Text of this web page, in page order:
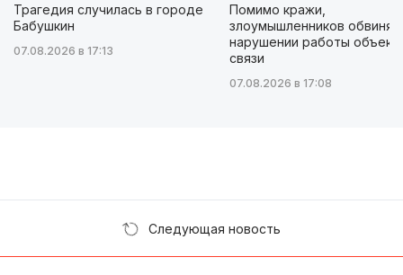
Трагедия случилась в городе
Бабушкин
07.08.2026 в 17:13
Помимо кражи,
злоумышленников
нарушении работы
связи
07.08.2026 в 17:08
Следующая новость